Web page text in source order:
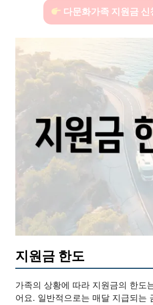
다문화가족 지원금 신
지원금 한도
가족의 상황에 따라 지원금의 한도
어요. 일반적으로는 매달 지급되는